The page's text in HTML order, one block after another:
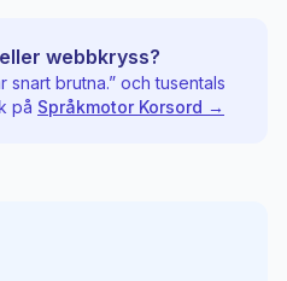
webbkryss?
snart brutna.” och tusentals
på Språkmotor Korsord →